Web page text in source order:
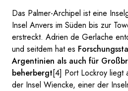
Das Palmer-Archipel ist eine
Insel Anvers im Süden bis zur
erstreckt. Adrien de Gerlache
und seitdem hat es
Argentinien als auch für
beherbergt[4] Port Lockroy liegt
der Insel Wiencke, einer der